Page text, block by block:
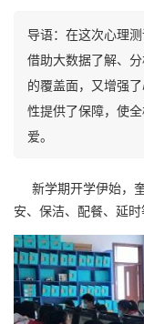
导语：在这次心理
借助大数据了解、
的覆盖面，又增强
性提供了保障，使
爱。
新学期开学伊始，
安、保洁、配餐、延